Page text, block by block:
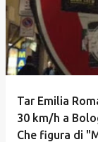
Tar Emilia
30 km/h a
Che figura di